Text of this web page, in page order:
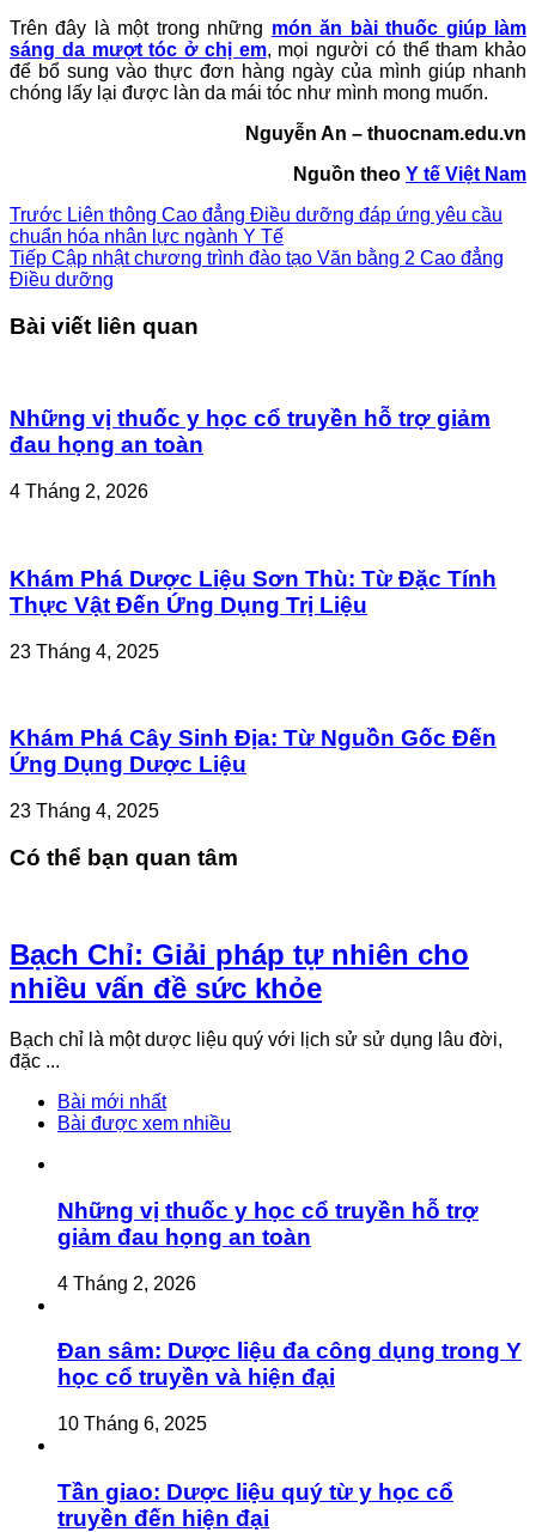
Trên đây là một trong những món ăn bài thuốc giúp làm
sáng da mượt tóc ở chị em, mọi người có thể tham khảo
để bổ sung vào thực đơn hàng ngày của mình giúp nhanh
chóng lấy lại được làn da mái tóc như mình mong muốn.
Nguyễn An – thuocnam.edu.vn
Nguồn theo Y tế Việt Nam
Trước Liên thông Cao đẳng Điều dưỡng đáp ứng yêu cầu
chuẩn hóa nhân lực ngành Y Tế
Tiếp Cập nhật chương trình đào tạo Văn bằng 2 Cao đẳng
Điều dưỡng
Bài viết liên quan
Những vị thuốc y học cổ truyền hỗ trợ giảm
đau họng an toàn
4 Tháng 2, 2026
Khám Phá Dược Liệu Sơn Thù: Từ Đặc Tính
Thực Vật Đến Ứng Dụng Trị Liệu
23 Tháng 4, 2025
Khám Phá Cây Sinh Địa: Từ Nguồn Gốc Đến
Ứng Dụng Dược Liệu
23 Tháng 4, 2025
Có thể bạn quan tâm
Bạch Chỉ: Giải pháp tự nhiên cho
nhiều vấn đề sức khỏe
Bạch chỉ là một dược liệu quý với lịch sử sử dụng lâu đời,
đặc ...
Bài mới nhất
Bài được xem nhiều
Những vị thuốc y học cổ truyền hỗ trợ
giảm đau họng an toàn
4 Tháng 2, 2026
Đan sâm: Dược liệu đa công dụng trong Y
học cổ truyền và hiện đại
10 Tháng 6, 2025
Tần giao: Dược liệu quý từ y học cổ
truyền đến hiện đại